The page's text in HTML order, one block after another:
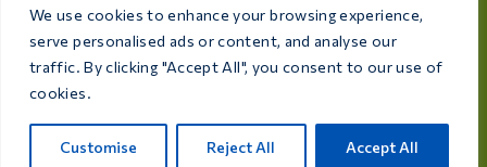
We use cookies to enhance your browsing experience,
serve personalised ads or content, and analyse our
traffic. By clicking "Accept All", you consent to our use of
cookies.
Customise Reject All Accept All
ποιότητας, σχεδιασμένα για να καλύπτουν τις
ανάγκες κάθε εκτροφέα και λάτρη των πουλιών.
Rijksweg 28a, 7975 RT Uffelte, Ολλανδία
info@care4bird.nl